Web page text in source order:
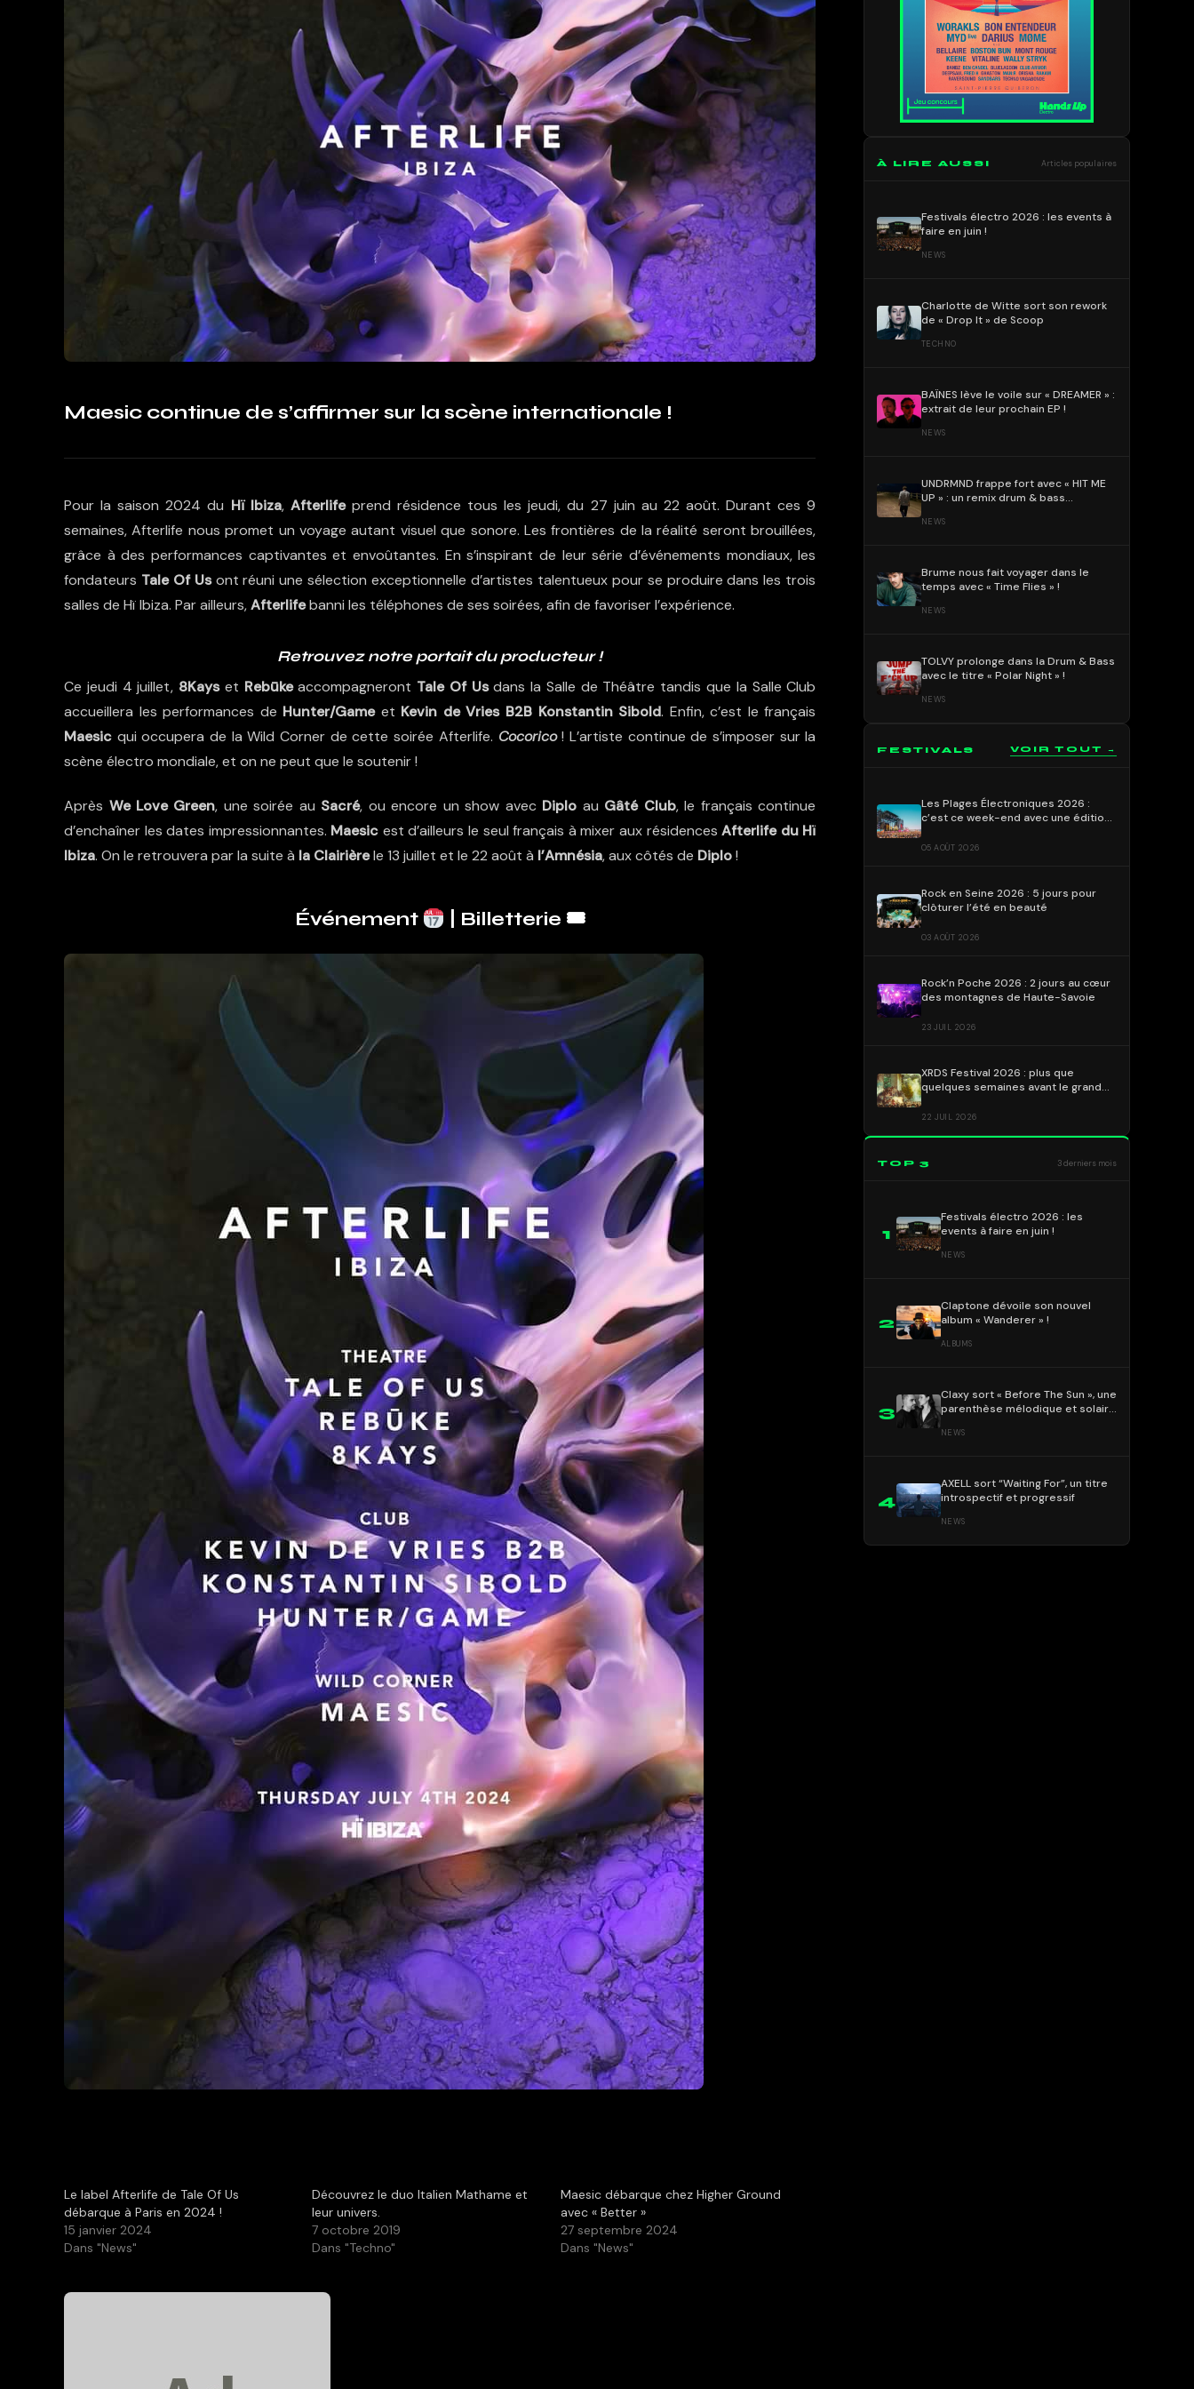
Maesic continue de s’affirmer sur la scène internationale !
Pour la saison 2024 du Hï Ibiza, Afterlifeprend résidence tous les jeudi, du 27 juin au 22 août. Durant ces 9
semaines, Afterlife nous promet un voyage autant visuel que sonore. Les frontières de la réalité seront brouillées,
grâce à des performances captivantes et envoûtantes. En s’inspirant de leur série d’événements mondiaux, les
fondateurs Tale Of Usont réuni une sélection exceptionnelle d’artistes talentueux pour se produire dans les trois
salles de Hï Ibiza. Par ailleurs,Afterlifebanni les téléphones de ses soirées, afin de favoriser l’expérience.
Retrouvez notre portait du producteur !
Ce jeudi 4 juillet, 8Kayset Rebūkeaccompagneront Tale Of Usdans la Salle de Théâtre tandis que la Salle Club
accueillera les performances de Hunter/Gameet Kevin de Vries B2B Konstantin Sibold. Enfin, c’est le français
Maesic qui occupera de la Wild Corner de cette soirée Afterlife. Cocorico! L’artiste continue de s’imposer sur la
scène électro mondiale, et on ne peut que le soutenir !
Après We Love Green, une soirée au Sacré, ou encore un show avec Diplo au Gâté Club, le français continue
d’enchaîner les dates impressionnantes. Maesic est d’ailleurs le seul français à mixer aux résidencesAfterlife du Hï
Ibiza. On le retrouvera par la suite à la Clairièrele 13 juillet et le 22 août à l’Amnésia, aux côtés de Diplo!
Événement Billetterie 🎟
Le label Afterlife de Tale Of Us
débarque à Paris en 2024 !
15 janvier 2024
Dans "News"
Découvrez le duo Italien Mathame et
leur univers.
7 octobre 2019
Dans "Techno"
Maesic débarque chez Higher Ground
avec « Better »
27 septembre 2024
Dans "News"
À LIRE AUSSI Articles populaires
Festivals électro 2026 : les events à
faire en juin !
NEWS
Charlotte de Witte sort son rework
de « Drop It » de Scoop
TECHNO
BAÏNES lève le voile sur « DREAMER » :
extrait de leur prochain EP !
NEWS
UNDRMND frappe fort avec « HIT ME
UP » : un remix drum & bass
NEWS
Brume nous fait voyager dans le
temps avec « Time Flies » !
NEWS
TOLVY prolonge dans la Drum & Bass
avec le titre « Polar Night » !
NEWS
FESTIVALS VOIR TOUT →
Les Plages Électroniques 2026 :
c’est ce week-end avec une édition
05 AOÛT 2026
Rock en Seine 2026 : 5 jours pour
clôturer l’été en beauté
03 AOÛT 2026
Rock’n Poche 2026 : 2 jours au cœur
des montagnes de Haute-Savoie
23 JUIL 2026
XRDS Festival 2026 : plus que
quelques semaines avant le grand
22 JUIL 2026
TOP 3 3 derniers mois
1
Festivals électro 2026 : les
events à faire en juin !
NEWS
2
Claptone dévoile son nouvel
album « Wanderer » !
ALBUMS
3
Claxy sort « Before The Sun », une
parenthèse mélodique et solaire
NEWS
4
AXELL sort “Waiting For”, un titre
introspectif et progressif
NEWS